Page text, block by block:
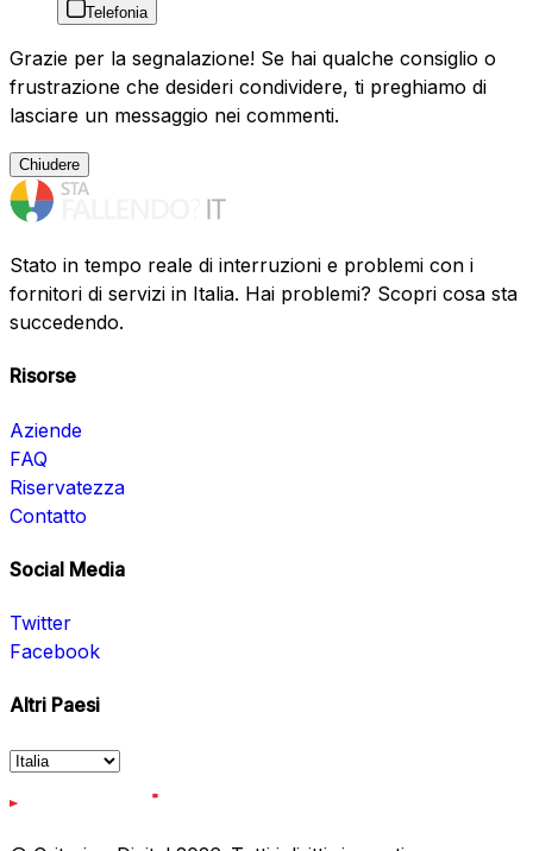
Telefonia
Grazie per la segnalazione! Se hai qualche consiglio o
frustrazione che desideri condividere, ti preghiamo di
lasciare un messaggio nei commenti.
Chiudere
Stato in tempo reale di interruzioni e problemi con i
fornitori di servizi in Italia. Hai problemi? Scopri cosa sta
succedendo.
Risorse
Aziende
FAQ
Riservatezza
Contatto
Social Media
Twitter
Facebook
Altri Paesi